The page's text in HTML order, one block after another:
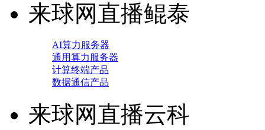
来球网直播鲲泰
AI算力服务器
通用算力服务器
计算终端产品
数据通信产品
来球网直播云科